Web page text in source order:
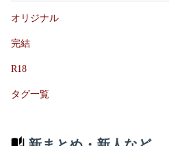
オリジナル
完結
R18
タグ一覧